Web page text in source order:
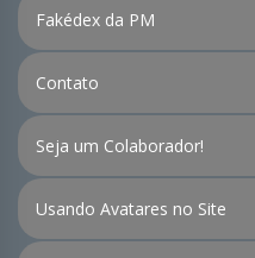
Fakédex da PM
Contato
Seja um Colaborador!
Usando Avatares no Site